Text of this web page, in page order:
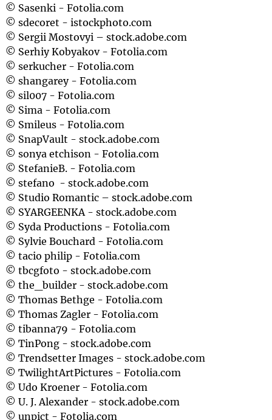
© Sasenki - Fotolia.com
© sdecoret - istockphoto.com
© Sergii Mostovyi – stock.adobe.com
© Serhiy Kobyakov - Fotolia.com
© serkucher - Fotolia.com
© shangarey - Fotolia.com
© sil007 - Fotolia.com
© Sima - Fotolia.com
© Smileus - Fotolia.com
© SnapVault - stock.adobe.com
© sonya etchison - Fotolia.com
© StefanieB. - Fotolia.com
© stefano - stock.adobe.com
© Studio Romantic – stock.adobe.com
© SYARGEENKA - stock.adobe.com
© Syda Productions - Fotolia.com
© Sylvie Bouchard - Fotolia.com
© tacio philip - Fotolia.com
© tbcgfoto - stock.adobe.com
© the_builder - stock.adobe.com
© Thomas Bethge - Fotolia.com
© Thomas Zagler - Fotolia.com
© tibanna79 - Fotolia.com
© TinPong - stock.adobe.com
© Trendsetter Images - stock.adobe.com
© TwilightArtPictures - Fotolia.com
© Udo Kroener - Fotolia.com
© U. J. Alexander - stock.adobe.com
© unpict - Fotolia.com